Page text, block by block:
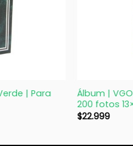
| Para
Álbum |
200 fotos
$22.999